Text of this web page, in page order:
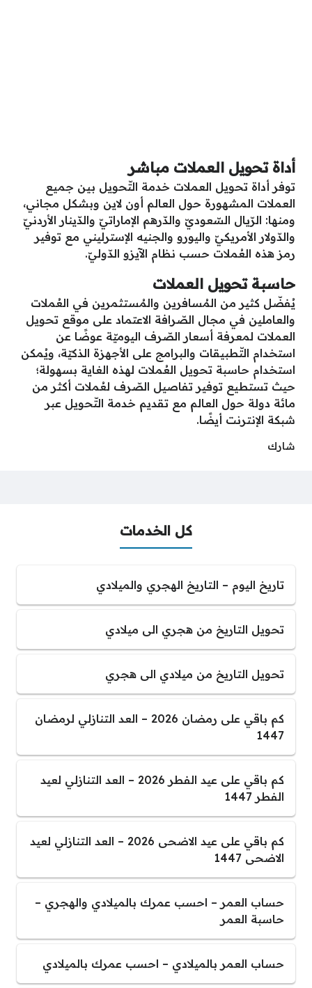
أداة تحويل العملات مباشر
توفر أداة تحويل العملات خدمة التّحويل بين جميع
العملات المشهورة حول العالم أون لاين وبشكل مجاني،
ومنها: الرّيال السّعوديّ والدّرهم الإماراتيّ والدّينار الأردنيّ
والدّولار الأمريكيّ واليورو والجنيه الإسترليني مع توفير
رمز هذه العُملات حسب نظام الآيزو الدّوليّ.
حاسبة تحويل العملات
يُفضّل كثير من المُسافرين والمُستثمرين في العُملات
والعاملين في مجال الصّرافة الاعتماد على موقع تحويل
العملات لمعرفة أسعار الصّرف اليوميّة عوضًا عن
استخدام التّطبيقات والبرامج على الأجهزة الذكيّة، ويُمكن
استخدام حاسبة تحويل العُملات لهذه الغاية بسهولة؛
حيث تستطيع توفير تفاصيل الصّرف لعُملات أكثر من
مائة دولة حول العالم مع تقديم خدمة التّحويل عبر
شبكة الإنترنت أيضًا.
شارك
كل الخدمات
تاريخ اليوم – التاريخ الهجري والميلادي
تحويل التاريخ من هجري الى ميلادي
تحويل التاريخ من ميلادي الى هجري
كم باقي على رمضان 2026 – العد التنازلي لرمضان
1447
كم باقي على عيد الفطر 2026 – العد التنازلي لعيد
الفطر 1447
كم باقي على عيد الاضحى 2026 – العد التنازلي لعيد
الاضحى 1447
حساب العمر – احسب عمرك بالميلادي والهجري –
حاسبة العمر
حساب العمر بالميلادي – احسب عمرك بالميلادي